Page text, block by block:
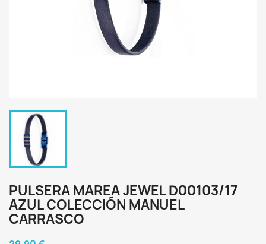
PULSERA MAREA JEWEL D00103/17
AZUL COLECCIÓN MANUEL
CARRASCO